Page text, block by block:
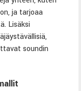
ja tarjoaa
Lisäksi
soundin